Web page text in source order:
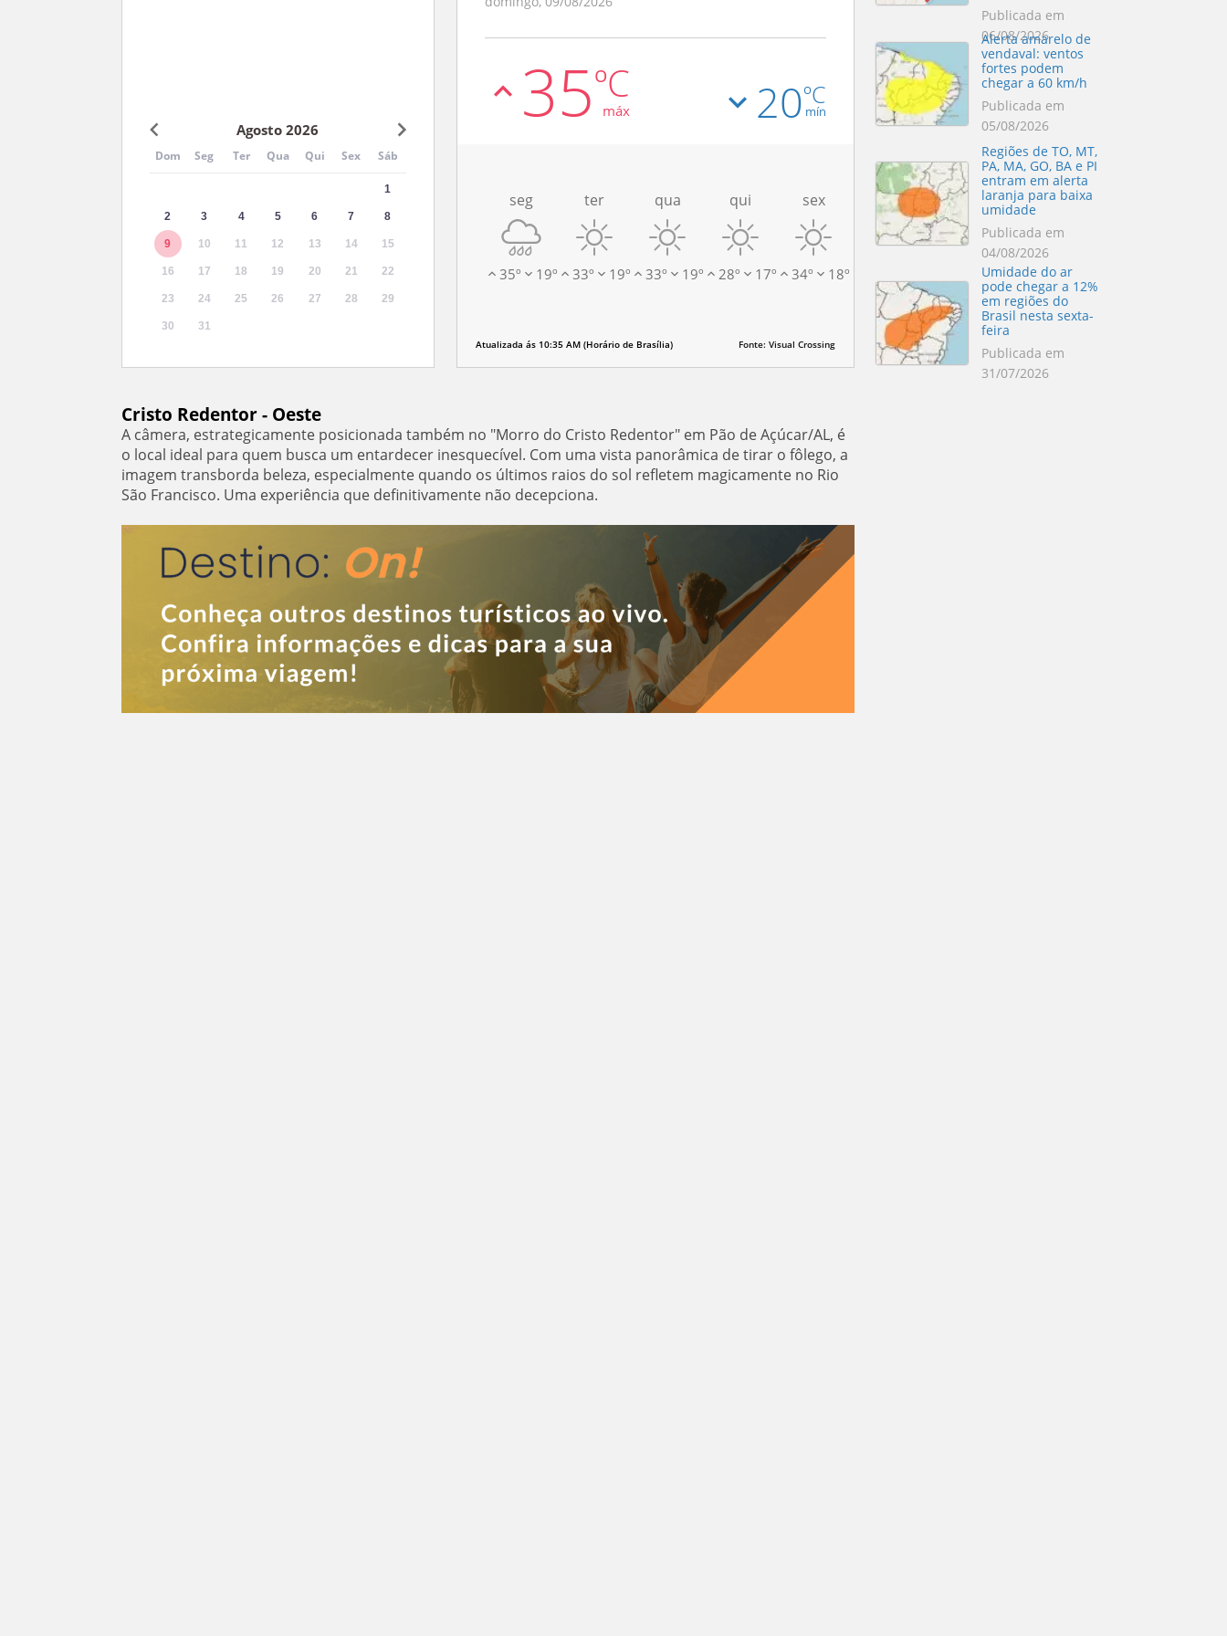
Agosto 2026
Dom Seg Ter Qua Qui Sex Sáb
1
2 3 4 5 6 7 8
9 10 11 12 13 14 15
16 17 18 19 20 21 22
23 24 25 26 27 28 29
30 31
35ºC
máx 20ºC
mín
seg
35º 19º
ter
33º 19º
qua
33º 19º
qui
28º 17º
sex
34º 18º
Atualizada ás 10:35 AM (Horário de Brasília) Fonte: Visual Crossing
Publicada em
06/08/2026
Alerta amarelo de
vendaval: ventos
fortes podem
chegar a 60 km/h
Publicada em
05/08/2026
Regiões de TO, MT,
PA, MA, GO, BA e PI
entram em alerta
laranja para baixa
umidade
Publicada em
04/08/2026
Umidade do ar
pode chegar a 12%
em regiões do
Brasil nesta sexta-
feira
Publicada em
31/07/2026
Cristo Redentor - Oeste
A câmera, estrategicamente posicionada também no "Morro do Cristo Redentor" em Pão de Açúcar/AL, é
o local ideal para quem busca um entardecer inesquecível. Com uma vista panorâmica de tirar o fôlego, a
imagem transborda beleza, especialmente quando os últimos raios do sol refletem magicamente no Rio
São Francisco. Uma experiência que definitivamente não decepciona.